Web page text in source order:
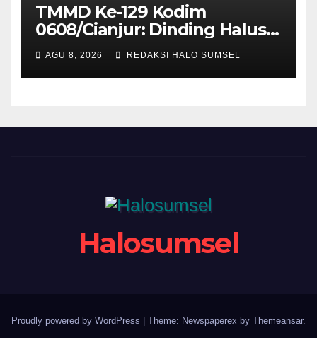
TMMD Ke-129 Kodim
0608/Cianjur: Dinding Halus
Dan Pagar Kokoh, Harapan
Bapak Burhanudin Semakin
Sempurna
AGU 8, 2026 REDAKSI HALO SUMSEL
Halosumsel
Proudly powered by WordPress Theme: Newspaperex by Themeansar.